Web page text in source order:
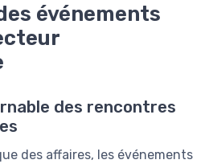
événements
des rencontres
des affaires, les événements